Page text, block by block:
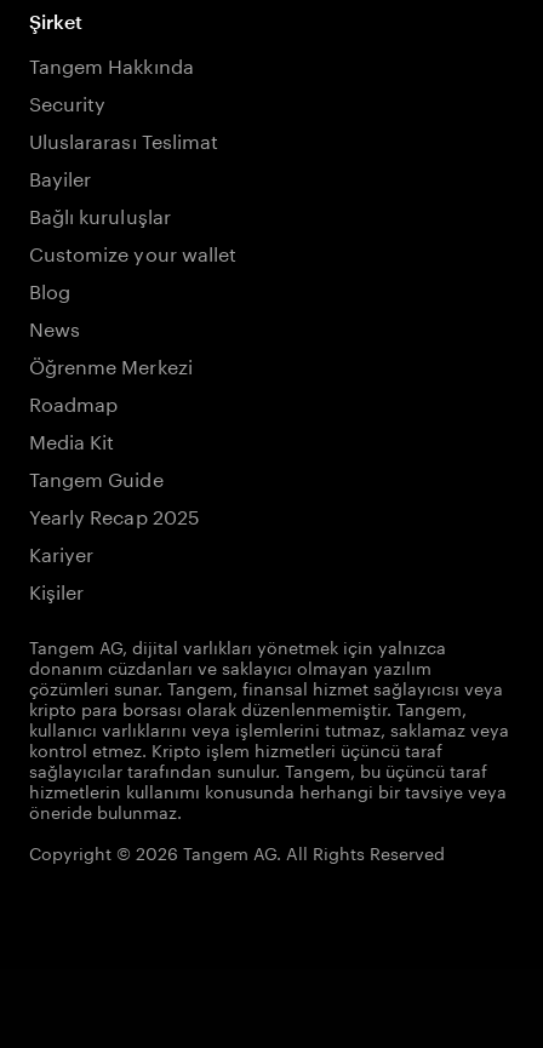
Şirket
Tangem Hakkında
Security
Uluslararası Teslimat
Bayiler
Bağlı kuruluşlar
Customize your wallet
Blog
News
Öğrenme Merkezi
Roadmap
Media Kit
Tangem Guide
Yearly Recap 2025
Kariyer
Kişiler
Tangem AG, dijital varlıkları yönetmek için yalnızca
donanım cüzdanları ve saklayıcı olmayan yazılım
çözümleri sunar. Tangem, finansal hizmet sağlayıcısı veya
kripto para borsası olarak düzenlenmemiştir. Tangem,
kullanıcı varlıklarını veya işlemlerini tutmaz, saklamaz veya
kontrol etmez. Kripto işlem hizmetleri üçüncü taraf
sağlayıcılar tarafından sunulur. Tangem, bu üçüncü taraf
hizmetlerin kullanımı konusunda herhangi bir tavsiye veya
öneride bulunmaz.